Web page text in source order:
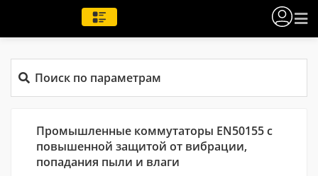
Поиск по параметрам
Промышленные коммутаторы EN50155 с
повышенной защитой от вибрации,
попадания пыли и влаги